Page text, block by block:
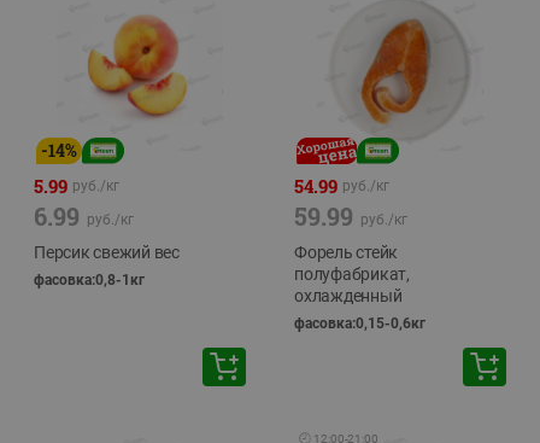
-14%
5.99 руб./кг
6.99 руб./кг
Персик свежий вес
фасовка:0,8-1кг
54.99 руб./кг
59.99 руб./кг
Форель стейк
полуфабрикат,
охлажденный
фасовка:0,15-0,6кг
🕘 12:00-21:00